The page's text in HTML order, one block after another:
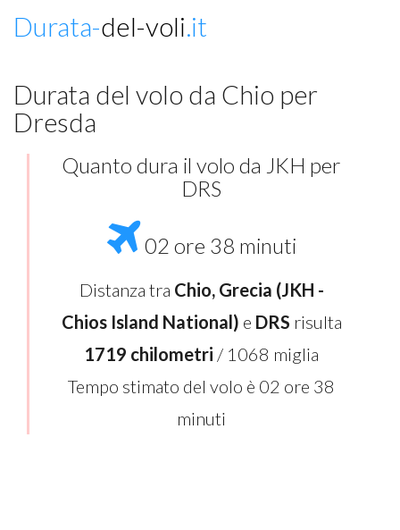
Durata-del-voli.it
Durata del volo da Chio per
Dresda
Quanto dura il volo da JKH per
DRS
02 ore 38 minuti
Distanza tra Chio, Grecia (JKH -
Chios Island National) e DRS risulta
1719 chilometri / 1068 miglia
Tempo stimato del volo è 02 ore 38
minuti